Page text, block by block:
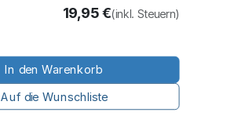
In den Warenkorb
Auf die Wunschliste
19,95€(inkl. Steuern)